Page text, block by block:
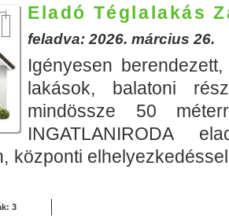
Eladó Téglalakás
feladva: 2026. március 26.
Igényesen
lakások, balatoni
mindössze 50
INGATLANIRODA
központi
3